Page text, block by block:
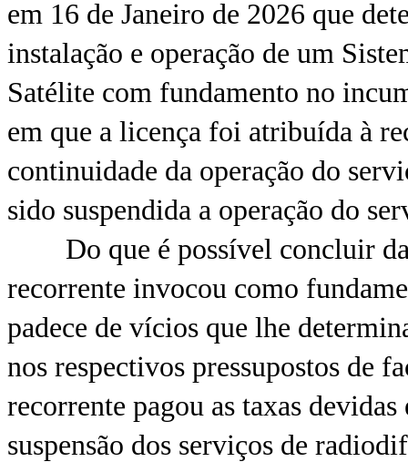
em 16 de Janeiro de 2026 que
instalação e operação de um
Satélite com fundamento no
em que a licença foi atribuída à
continuidade da operação do
sido suspendida a operação do
Do que é possível concluir da
recorrente invocou como
padece de vícios que lhe
nos respectivos pressupostos de
recorrente pagou as taxas
suspensão dos serviços de